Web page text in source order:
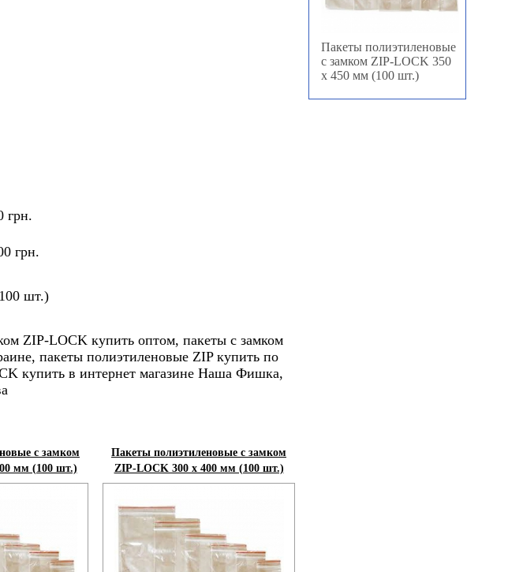
Пакеты полиэтиленовые
с замком ZIP-LOCK 350
х 450 мм (100 шт.)
грн.
грн.
шт.)
ZIP-LOCK купить оптом, пакеты с замком
пакеты полиэтиленовые ZIP купить по
купить в интернет магазине Наша Фишка,
с замком
мм (100 шт.)
Пакеты полиэтиленовые с замком
ZIP-LOCK 300 х 400 мм (100 шт.)